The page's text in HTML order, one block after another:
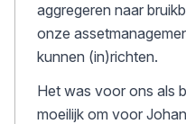
aggregeren naar
onze
kunnen (in)richten.
Het was voor ons als
moeilijk om voor